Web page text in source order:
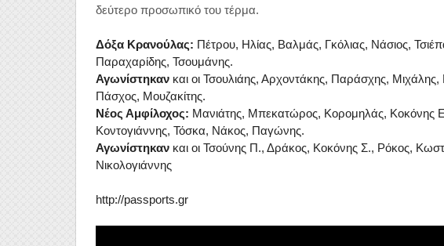
δεύτερο προσωπικό του τέρμα.
Δόξα Κρανούλας: Πέτρου, Ηλίας, Βαλμάς, Γκόλιας, Νάσιος,
Παραχαρίδης, Τσουμάνης.
Αγωνίστηκαν και οι Τσουλιάης, Αρχοντάκης, Παράσχης,
Πάσχος, Μουζακίτης.
Νέος Αμφίλοχος: Μανιάτης, Μπεκατώρος, Κορομηλάς, Κοκόνης
Κοντογιάννης, Τόσκα, Νάκος, Παγώνης.
Αγωνίστηκαν και οι Τσούνης Π., Δράκος, Κοκόνης Σ., Ρόκος,
Νικολογιάννης
http://passports.gr